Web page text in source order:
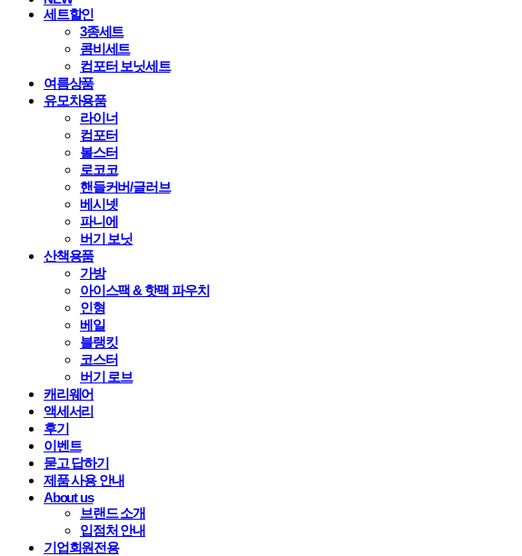
세트할인
3종세트
콤비세트
컴포터 보닛세트
여름상품
유모차용품
라이너
컴포터
볼스터
로코코
핸들커버/글러브
베시넷
파니에
버기 보닛
산책용품
가방
아이스팩 & 핫팩 파우치
인형
베일
블랭킷
코스터
버기 로브
캐리웨어
액세서리
후기
이벤트
묻고 답하기
제품 사용 안내
About us
브랜드 소개
입점처 안내
기업회원전용